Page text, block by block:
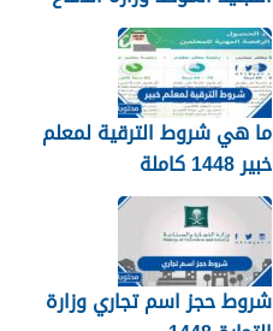
1448
ما هي شروط الترقية لمعلم
خبير 1448 كاملة
شروط حجز اسم تجاري وزارة